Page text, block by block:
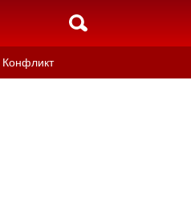
Конфликт